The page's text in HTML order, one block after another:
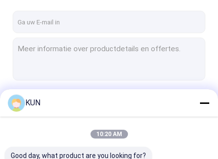
KUN
10:20 AM
Good day, what product are you looking for?